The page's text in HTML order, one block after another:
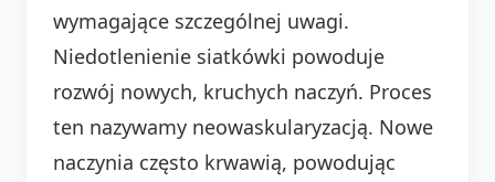
wymagające szczególnej uwagi.
Niedotlenienie siatkówki powoduje
rozwój nowych, kruchych naczyń. Proces
ten nazywamy neowaskularyzacją. Nowe
naczynia często krwawią, powodując